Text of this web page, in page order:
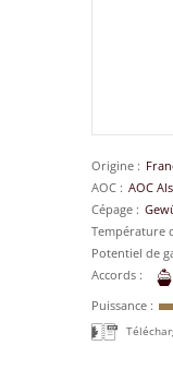
Origine
AOC
AOC
Cépage
Température
Potentiel de
Accords
Puissance